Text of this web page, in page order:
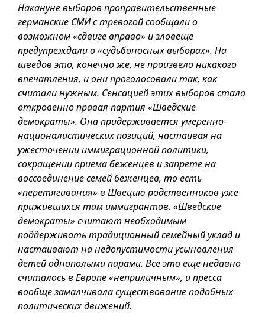
Накануне выборов проправительственные
германские СМИ с тревогой сообщали о
возможном «сдвиге вправо» и зловеще
предупреждали о «судьбоносных выборах». На
шведов это, конечно же, не произвело никакого
впечатления, и они проголосовали так, как
считали нужным. Сенсацией этих выборов стала
откровенно правая партия «Шведские
демократы». Она придерживается умеренно-
националистических позиций, настаивая на
ужесточении иммиграционной политики,
сокращении приема беженцев и запрете на
воссоединение семей беженцев, то есть
«перетягивания» в Швецию родственников уже
прижившихся там иммигрантов. «Шведские
демократы» считают необходимым
поддерживать традиционный семейный уклад и
настаивают на недопустимости усыновления
детей однополыми парами. Все это еще недавно
считалось в Европе «неприличным», и пресса
вообще замалчивала существование подобных
политических движений.